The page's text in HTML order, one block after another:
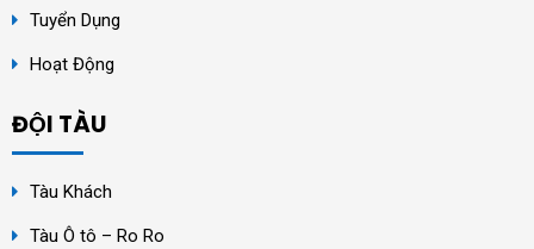
Tuyển Dụng
Hoạt Động
ĐỘI TÀU
Tàu Khách
Tàu Ô tô – Ro Ro